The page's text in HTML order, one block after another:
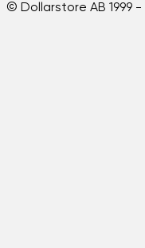
© Dollarstore AB 1999 -